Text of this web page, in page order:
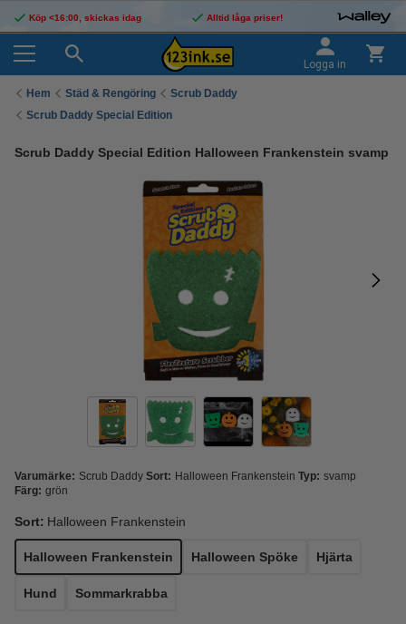
Köp <16:00, skickas idag Alltid låga priser!
Logga in
Hem Städ & Rengöring
Scrub Daddy
Scrub Daddy Special Edition
Scrub Daddy Special Edition Halloween Frankenstein svamp
Varumärke: Scrub Daddy Sort: Halloween Frankenstein Typ: svamp
Färg: grön
Sort: Halloween Frankenstein
Halloween Frankenstein Halloween Spöke Hjärta
Hund Sommarkrabba